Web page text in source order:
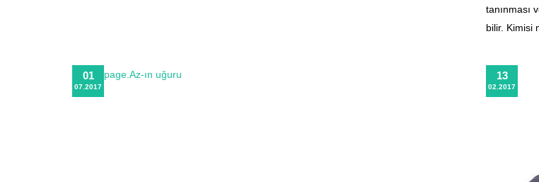
tanınması
bilir. Kimisi
01
07.2017
13
02.2017